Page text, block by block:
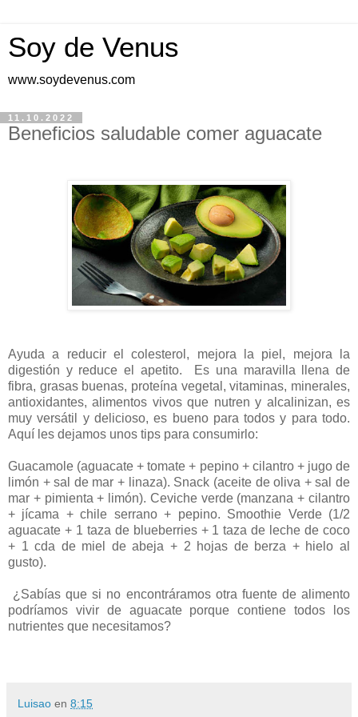
Soy de Venus
www.soydevenus.com
11.10.2022
Beneficios saludable comer aguacate
Ayuda a reducir el colesterol, mejora la piel, mejora la
digestión y reduce el apetito. Es una maravilla llena de
fibra, grasas buenas, proteína vegetal, vitaminas, minerales,
antioxidantes, alimentos vivos que nutren y alcalinizan, es
muy versátil y delicioso, es bueno para todos y para todo.
Aquí les dejamos unos tips para consumirlo:
Guacamole (aguacate + tomate + pepino + cilantro + jugo de
limón + sal de mar + linaza). Snack (aceite de oliva + sal de
mar + pimienta + limón). Ceviche verde (manzana + cilantro
+ jícama + chile serrano + pepino. Smoothie Verde (1/2
aguacate + 1 taza de blueberries + 1 taza de leche de coco
+ 1 cda de miel de abeja + 2 hojas de berza + hielo al
gusto).
¿Sabías que si no encontráramos otra fuente de alimento
podríamos vivir de aguacate porque contiene todos los
nutrientes que necesitamos?
Luisao en 8:15